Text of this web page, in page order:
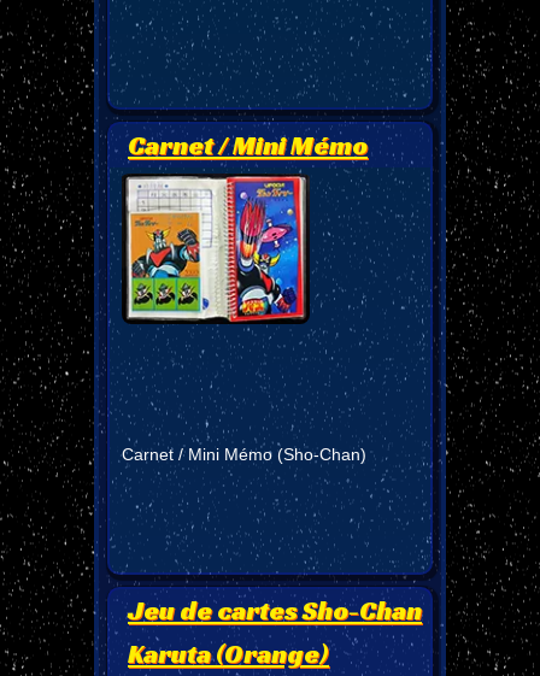
Carnet / Mini Mémo
Carnet / Mini Mémo (Sho-Chan)
Jeu de cartes Sho-Chan
Karuta (Orange)